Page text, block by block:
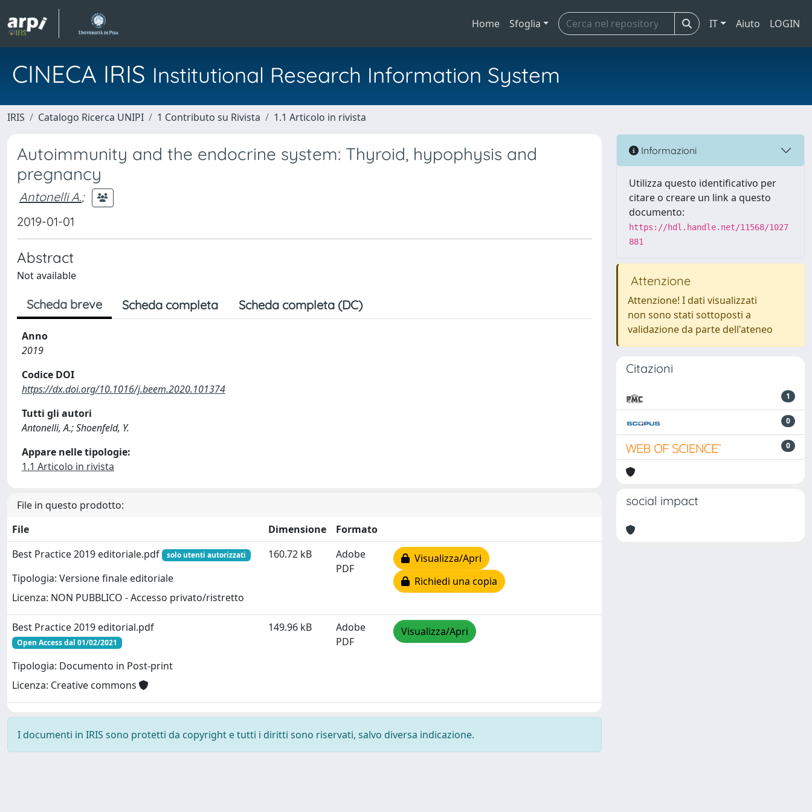
Home Sfoglia IT Aiuto LOGIN
CINECA IRIS Institutional Research Information System
IRIS Catalogo Ricerca UNIPI 1 Contributo su Rivista 1.1 Articolo in rivista
Autoimmunity and the endocrine system: Thyroid, hypophysis and
pregnancy
Antonelli A.;
2019-01-01
Abstract
Not available
Scheda breve Scheda completa Scheda completa (DC)
Anno
2019
Codice DOI
https://dx.doi.org/10.1016/j.beem.2020.101374
Tutti gli autori
Antonelli, A.; Shoenfeld, Y.
Appare nelle tipologie:
1.1 Articolo in rivista
File in questo prodotto:
File
Dimensione
Formato
Best Practice 2019 editoriale.pdf
solo utenti autorizzati
Tipologia: Versione finale editoriale
Licenza: NON PUBBLICO - Accesso privato/ristretto
160.72 kB
Adobe
PDF
Visualizza/Apri
Richiedi una copia
Best Practice 2019 editorial.pdf
Open Access dal 01/02/2021
Tipologia: Documento in Post-print
Licenza: Creative commons
149.96 kB
Adobe
PDF
Visualizza/Apri
I documenti in IRIS sono protetti da copyright e tutti i diritti sono riservati, salvo diversa indicazione.
Informazioni
Utilizza questo identificativo per
citare o creare un link a questo
documento:
https://hdl.handle.net/11568/1027
881
Attenzione
Attenzione! I dati visualizzati
non sono stati sottoposti a
validazione da parte dell'ateneo
Citazioni
1
0
0
social impact